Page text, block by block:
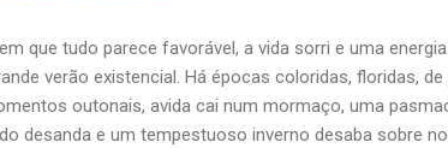
que tudo parece favorável, a vida sorri e uma
verão existencial. Há épocas coloridas, floridas, de
outonais, avida cai num mormaço, uma
desanda e um tempestuoso inverno desaba sobre